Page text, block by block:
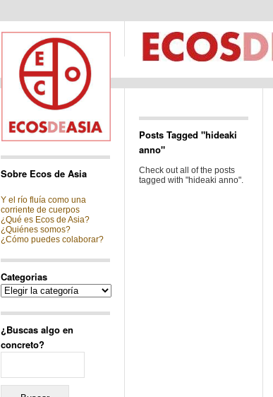
Sobre Ecos de Asia
Y el río fluía como una
corriente de cuerpos
¿Qué es Ecos de Asia?
¿Quiénes somos?
¿Cómo puedes colaborar?
Categorias
Categorias
¿Buscas algo en
concreto?
Posts Tagged "hideaki
anno"
Check out all of the posts
tagged with "hideaki anno".